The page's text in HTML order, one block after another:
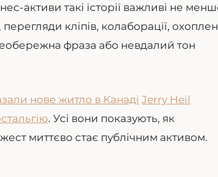
активи такі історії важливі не
кліпів, колаборації,
фраза або невдалий тон
нове житло в Канаді Jerry Heil
. Усі вони показують, як
миттєво стає публічним активом.